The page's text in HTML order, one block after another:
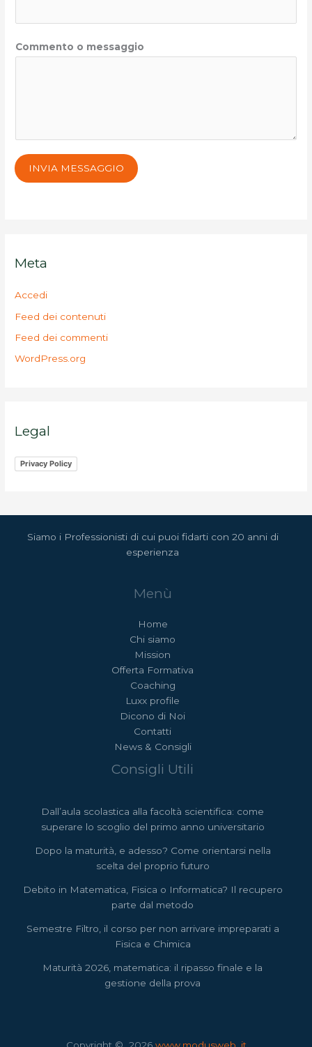
Commento o messaggio
INVIA MESSAGGIO
Meta
Accedi
Feed dei contenuti
Feed dei commenti
WordPress.org
Legal
Privacy Policy
Siamo i Professionisti di cui puoi fidarti con 20 anni di
esperienza
Menù
Home
Chi siamo
Mission
Offerta Formativa
Coaching
Luxx profile
Dicono di Noi
Contatti
News & Consigli
Consigli Utili
Dall’aula scolastica alla facoltà scientifica: come
superare lo scoglio del primo anno universitario
Dopo la maturità, e adesso? Come orientarsi nella
scelta del proprio futuro
Debito in Matematica, Fisica o Informatica? Il recupero
parte dal metodo
Semestre Filtro, il corso per non arrivare impreparati a
Fisica e Chimica
Maturità 2026, matematica: il ripasso finale e la
gestione della prova
Copyright © 2026 www.modusweb .it